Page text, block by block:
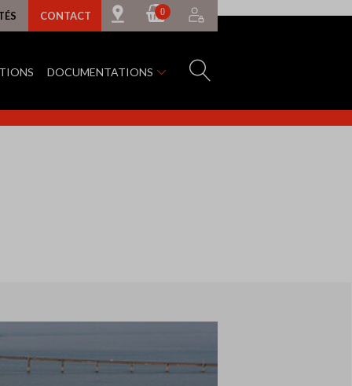
CONTACT 0
DOCUMENTATIONS